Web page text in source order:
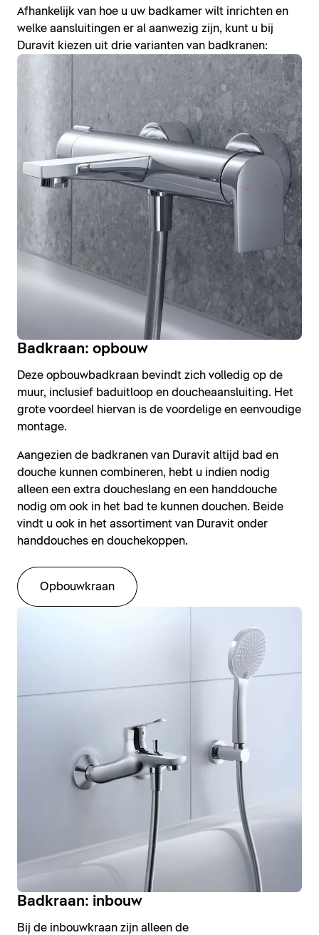
Afhankelijk van hoe u uw badkamer wilt inrichten en
welke aansluitingen er al aanwezig zijn, kunt u bij
Duravit kiezen uit drie varianten van badkranen:
Badkraan: opbouw
Deze opbouwbadkraan bevindt zich volledig op de
muur, inclusief baduitloop en doucheaansluiting. Het
grote voordeel hiervan is de voordelige en eenvoudige
montage.
Aangezien de badkranen van Duravit altijd bad en
douche kunnen combineren, hebt u indien nodig
alleen een extra doucheslang en een handdouche
nodig om ook in het bad te kunnen douchen. Beide
vindt u ook in het assortiment van Duravit onder
handdouches en douchekoppen.
Opbouwkraan
Badkraan: inbouw
Bij de inbouwkraan zijn alleen de